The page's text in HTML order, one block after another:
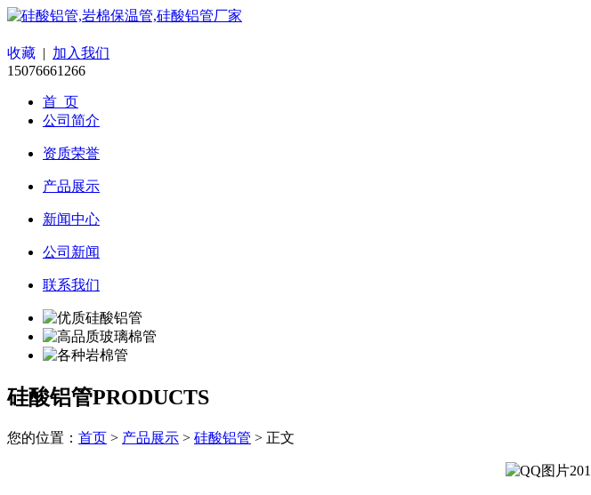
收藏 | 加入我们
15076661266
首 页
公司简介
资质荣誉
产品展示
新闻中心
公司新闻
联系我们
硅酸铝管PRODUCTS
您的位置： 首页 > 产品展示 > 硅酸铝管 > 正文